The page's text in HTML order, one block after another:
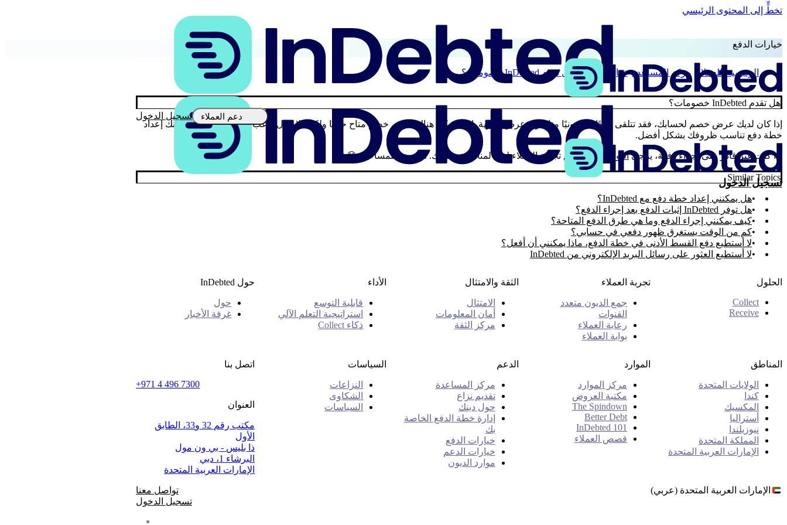
تخطٍّ إلى المحتوى الرئيسي
تسجيل الدخول
دعم العملاء تسجيل الدخول
خيارات الدفع
الرئيسية للعملاء مركز المساعدة خيارات الدفع هل تقدم InDebted خصومات؟
هل تقدم InDebted خصومات؟
إذا كان لديك عرض خصم لحسابك، فقد تتلقى بريدًا إلكترونيًا منا حول عرض تسوية. إذا لم يكن هناك عرض خصم متاح حاليًا ولكنك لا تزال ترغب في إجراء دفعة، يمكنك إعداد
خطة دفع تناسب ظروفك بشكل أفضل.
إذا كنت غير قادر على إجراء دفعة، يرجىالتواصل مع فريق تجربة العملاء لدينا لمناقشة وضعك. نحن هنا للمساعدة 😊
Similar Topics
هل يمكنني إعداد خطة دفع مع InDebted؟
هل توفر InDebted إثبات الدفع بعد إجراء الدفع؟
كيف يمكنني إجراء الدفع وما هي طرق الدفع المتاحة؟
كم من الوقت يستغرق ظهور دفعي في حسابي؟
لا أستطيع دفع القسط الأدنى في خطة الدفع، ماذا يمكنني أن أفعل؟
لا أستطيع العثور على رسائل البريد الإلكتروني من InDebted
الحلول
Collect
Receive
تجربة العملاء
جمع الديون متعدد
القنوات
رعاية العملاء
بوابة العملاء
الثقة والامتثال
الامتثال
أمان المعلومات
مركز الثقة
الأداء
قابلية التوسع
استراتيجية التعلم الآلي
ذكاء Collect
حول InDebted
حول
غرفة الأخبار
المناطق
الولايات المتحدة
كندا
المكسيك
أستراليا
نيوزيلندا
المملكة المتحدة
الإمارات العربية المتحدة
الموارد
مركز الموارد
مكتبة العروض
The Spindown
Better Debt
InDebted 101
قصص العملاء
الدعم
مركز المساعدة
تقديم نزاع
حول دينك
إدارة خطة الدفع الخاصة
بك
خيارات الدفع
خيارات الدعم
موارد الديون
السياسات
النزاعات
الشكاوى
السياسات
اتصل بنا
+971 4 496 7300
العنوان
مكتب رقم 32 و33، الطابق
الأول
ذا بليس - بي ون مول
البرشاء 1، دبي
الإمارات العربية المتحدة
الإمارات العربية المتحدة (عربي)
تواصل معنا
تسجيل الدخول